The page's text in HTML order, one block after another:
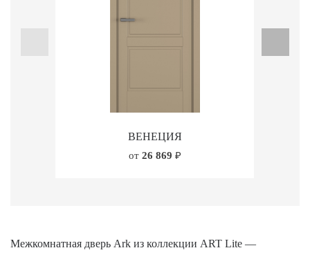
ВЕНЕЦИЯ
от 26 869 ₽
Межкомнатная дверь Ark из коллекции ART Lite —